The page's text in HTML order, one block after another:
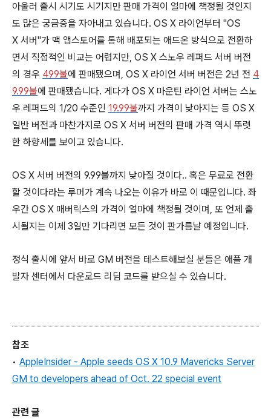
아울러 출시 시기도 시기지만 판매 가격이 얼마에 책정될 것인지
도 많은 궁금증을 자아내고 있습니다. OS X 라이언부터 "OS
X 서버"가 맥 앱스토어를 통해 배포되는 애드온 방식으로 전환하
면서 직접적인 비교는 어렵지만, OS X 스노우 레퍼드 서버 버전
의 경우 499불에 판매됐으며, OS X 라이언 서버 버전은 2년 전 4
9.99불에 판매됐습니다. 게다가 OS X 마운틴 라이언 서버는 스노
우 레퍼드의 1/20 수준인 19.99불까지 가격이 낮아지는 등 OS X
일반 버전과 마찬가지로 OS X 서버 버전의 판매 가격 역시 뚜렷
한 하향세를 보이고 있습니다.
OS X 서버 버전의 9.99불까지 낮아질 것이다.. 혹은 무료로 전환
할 것이다라는 루머가 계속 나오는 이유가 바로 이 때문입니다. 좌
우간 OS X 매버릭스의 가격이 얼마에 책정될 것이며, 또 언제 출
시될지는 이제 3일만 기다리면 모든 것이 판가름날 예정입니다.
정식 출시에 앞서 바로 GM 버전을 테스트해보실 분들은 애플 개
발자 센터에서 다운로드 리딤 코드를 받으실 수 있습니다.
참조
• AppleInsider - Apple seeds OS X 10.9 Mavericks Server
GM to developers ahead of Oct. 22 special event
관련 글